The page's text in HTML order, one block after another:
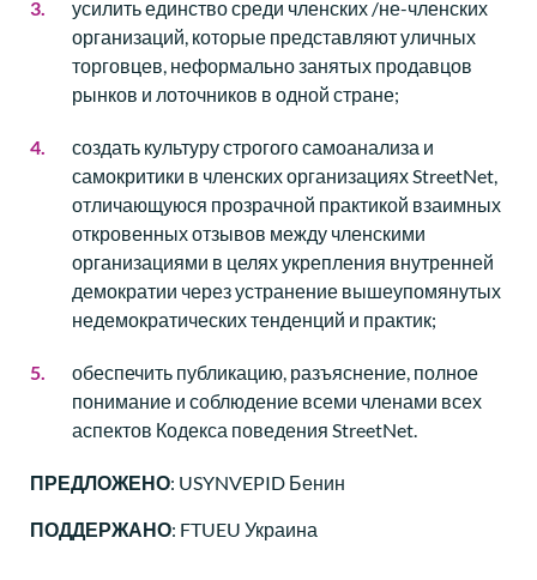
усилить единство среди членских /не-членских
организаций, которые представляют уличных
торговцев, неформально занятых продавцов
рынков и лоточников в одной стране;
создать культуру строгого самоанализа и
самокритики в членских организациях StreetNet,
отличающуюся прозрачной практикой взаимных
откровенных отзывов между членскими
организациями в целях укрепления внутренней
демократии через устранение вышеупомянутых
недемократических тенденций и практик;
обеспечить публикацию, разъяснение, полное
понимание и соблюдение всеми членами всех
аспектов Кодекса поведения StreetNet.
ПРЕДЛОЖЕНО: USYNVEPID Бенин
ПОДДЕРЖАНО: FTUEU Украина